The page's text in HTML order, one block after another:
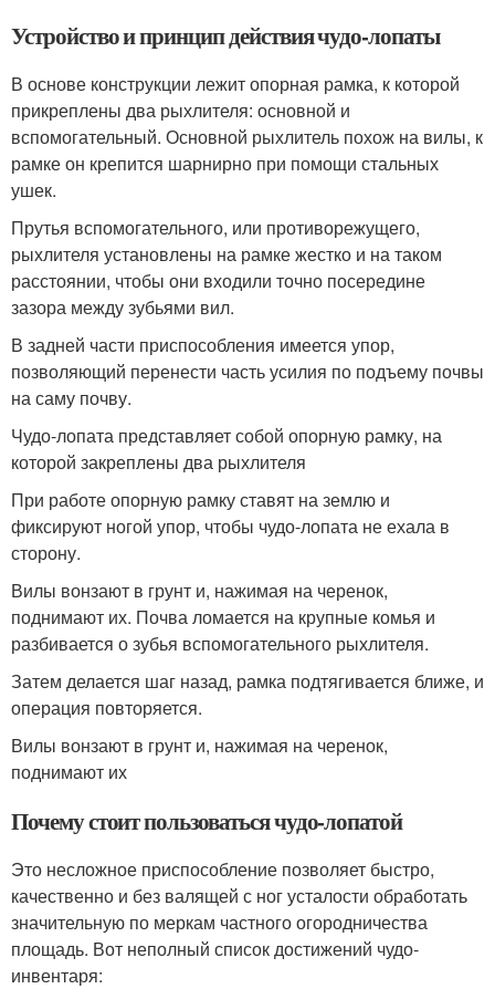
Устройство и принцип действия чудо-лопаты
В основе конструкции лежит опорная рамка, к которой
прикреплены два рыхлителя: основной и
вспомогательный. Основной рыхлитель похож на вилы, к
рамке он крепится шарнирно при помощи стальных
ушек.
Прутья вспомогательного, или противорежущего,
рыхлителя установлены на рамке жестко и на таком
расстоянии, чтобы они входили точно посередине
зазора между зубьями вил.
В задней части приспособления имеется упор,
позволяющий перенести часть усилия по подъему почвы
на саму почву.
Чудо-лопата представляет собой опорную рамку, на
которой закреплены два рыхлителя
При работе опорную рамку ставят на землю и
фиксируют ногой упор, чтобы чудо-лопата не ехала в
сторону.
Вилы вонзают в грунт и, нажимая на черенок,
поднимают их. Почва ломается на крупные комья и
разбивается о зубья вспомогательного рыхлителя.
Затем делается шаг назад, рамка подтягивается ближе, и
операция повторяется.
Вилы вонзают в грунт и, нажимая на черенок,
поднимают их
Почему стоит пользоваться чудо-лопатой
Это несложное приспособление позволяет быстро,
качественно и без валящей с ног усталости обработать
значительную по меркам частного огородничества
площадь. Вот неполный список достижений чудо-
инвентаря: